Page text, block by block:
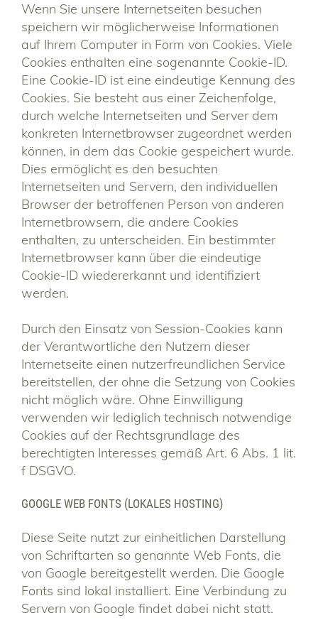
Wenn Sie unsere Internetseiten besuchen
speichern wir möglicherweise Informationen
auf Ihrem Computer in Form von Cookies. Viele
Cookies enthalten eine sogenannte Cookie-ID.
Eine Cookie-ID ist eine eindeutige Kennung des
Cookies. Sie besteht aus einer Zeichenfolge,
durch welche Internetseiten und Server dem
konkreten Internetbrowser zugeordnet werden
können, in dem das Cookie gespeichert wurde.
Dies ermöglicht es den besuchten
Internetseiten und Servern, den individuellen
Browser der betroffenen Person von anderen
Internetbrowsern, die andere Cookies
enthalten, zu unterscheiden. Ein bestimmter
Internetbrowser kann über die eindeutige
Cookie-ID wiedererkannt und identifiziert
werden.
Durch den Einsatz von Session-Cookies kann
der Verantwortliche den Nutzern dieser
Internetseite einen nutzerfreundlichen Service
bereitstellen, der ohne die Setzung von Cookies
nicht möglich wäre. Ohne Einwilligung
verwenden wir lediglich technisch notwendige
Cookies auf der Rechtsgrundlage des
berechtigten Interesses gemäß Art. 6 Abs. 1 lit.
f DSGVO.
GOOGLE WEB FONTS (LOKALES HOSTING)
Diese Seite nutzt zur einheitlichen Darstellung
von Schriftarten so genannte Web Fonts, die
von Google bereitgestellt werden. Die Google
Fonts sind lokal installiert. Eine Verbindung zu
Servern von Google findet dabei nicht statt.